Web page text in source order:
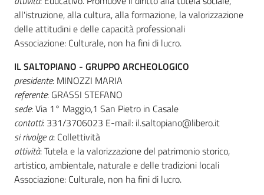
all'istruzione, alla cultura, alla formazione, la valorizzazione
delle attitudini e delle capacità professionali
Associazione: Culturale, non ha fini di lucro.
IL SALTOPIANO - GRUPPO ARCHEOLOGICO
presidente: MINOZZI MARIA
referente: GRASSI STEFANO
sede: Via 1° Maggio,1 San Pietro in Casale
contatti: 331/3706023 E-mail: il.saltopiano@libero.it
si rivolge a: Collettività
attività: Tutela e la valorizzazione del patrimonio storico,
artistico, ambientale, naturale e delle tradizioni locali
Associazione: Culturale, non ha fini di lucro.